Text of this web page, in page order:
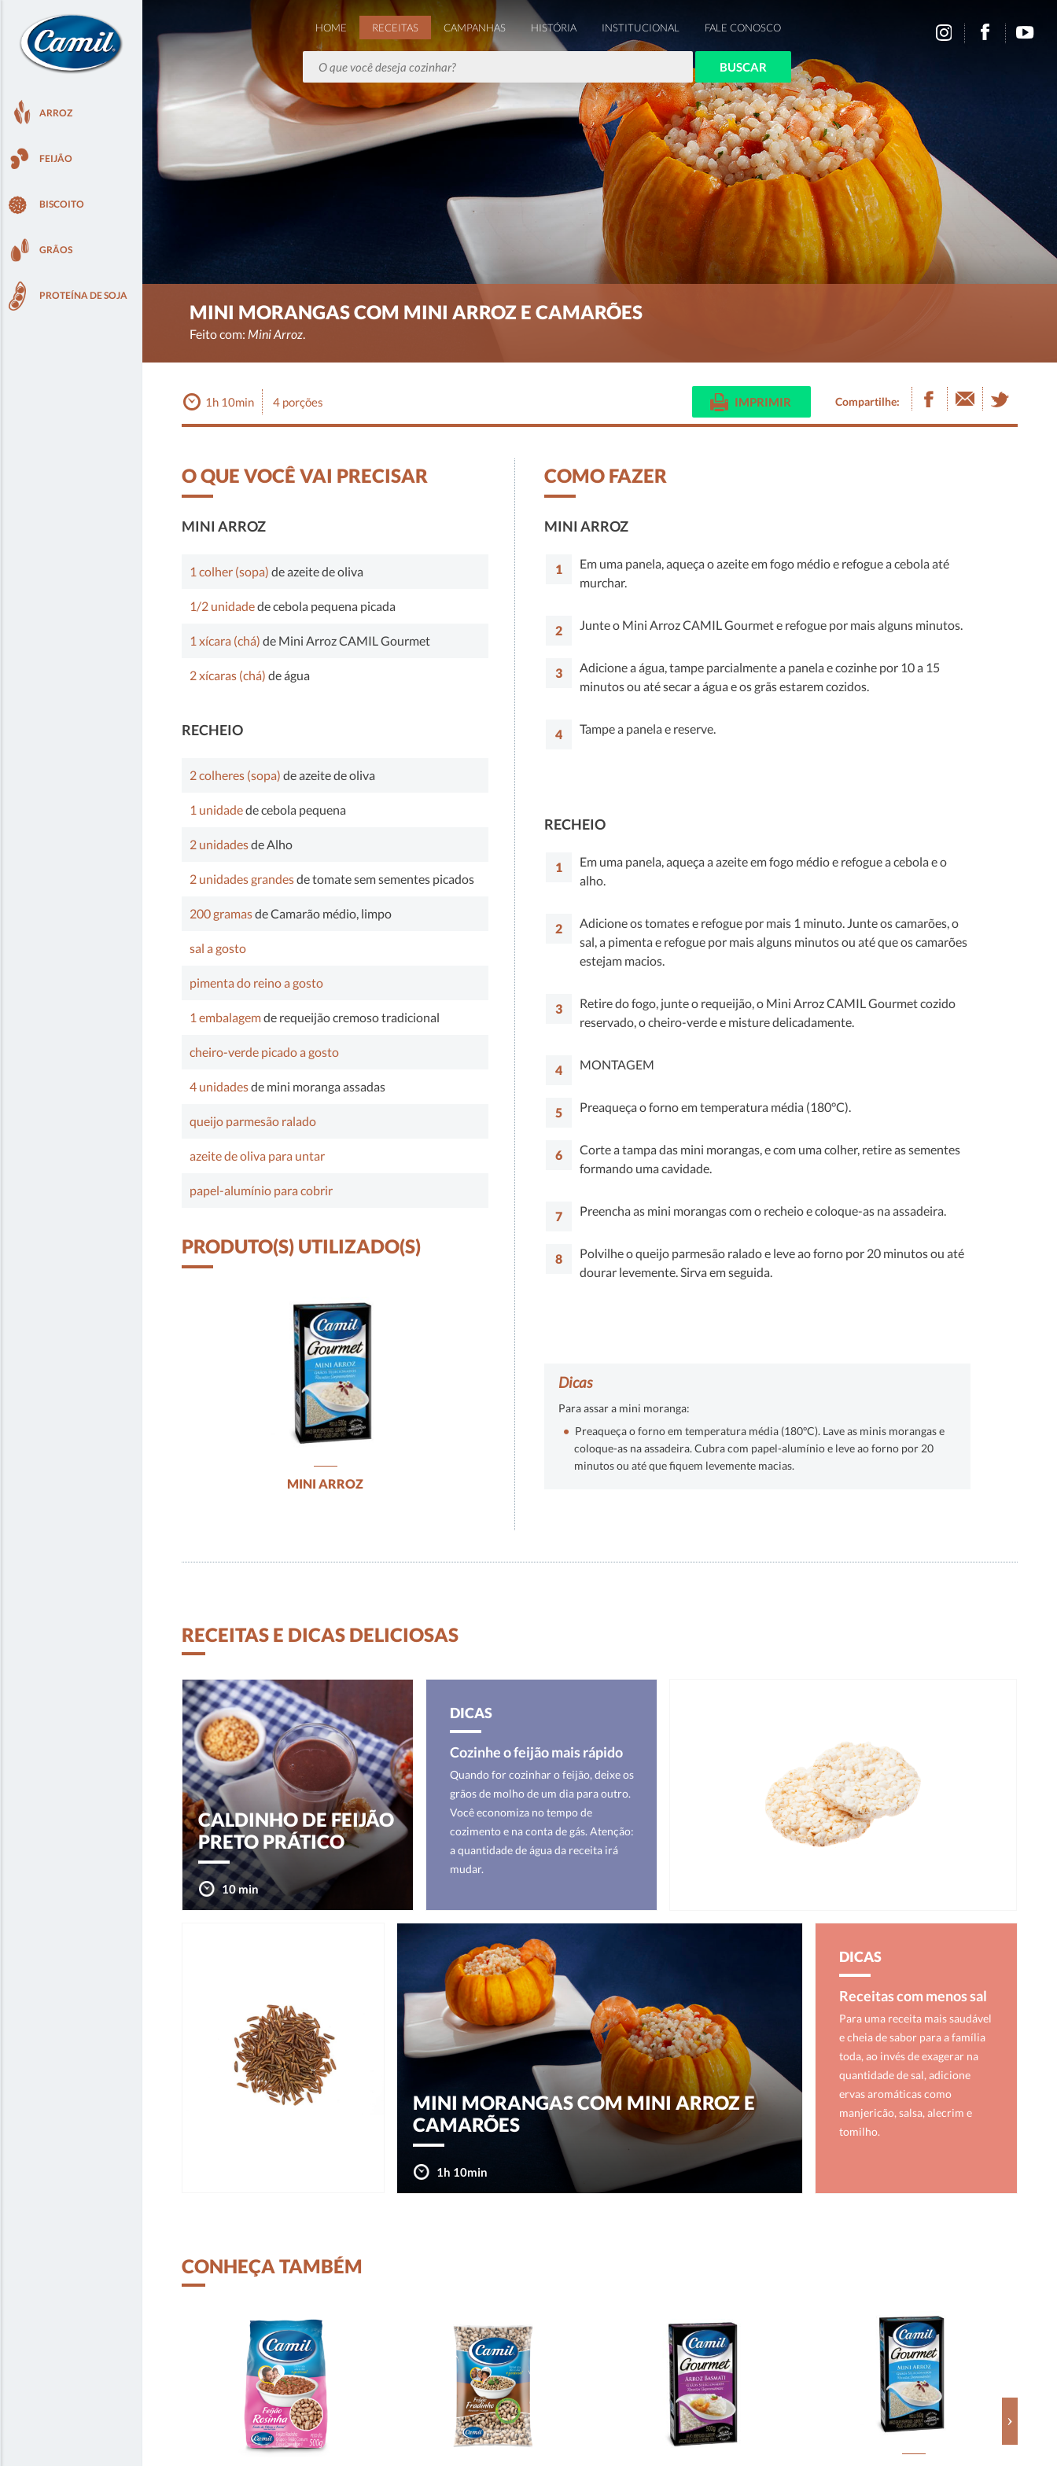
ARROZ
FEIJÃO
BISCOITO
GRÃOS
PROTEÍNA DE SOJA
HOME RECEITAS CAMPANHAS HISTÓRIA INSTITUCIONAL FALE CONOSCO
BUSCAR
MINI MORANGAS COM MINI ARROZ E CAMARÕES
Feito com: Mini Arroz.
1h 10min 4 porções IMPRIMIR Compartilhe:
O QUE VOCÊ VAI PRECISAR
MINI ARROZ
1 colher (sopa) de azeite de oliva
1/2 unidadede cebola pequena picada
1 xícara (chá) de Mini Arroz CAMIL Gourmet
2 xícaras (chá) de água
RECHEIO
2 colheres (sopa) de azeite de oliva
1 unidadede cebola pequena
2 unidadesde Alho
2 unidades grandesde tomate sem sementes picados
200 gramasde Camarão médio, limpo
sal a gosto
pimenta do reino a gosto
1 embalagemde requeijão cremoso tradicional
cheiro-verde picado a gosto
4 unidadesde mini moranga assadas
queijo parmesão ralado
azeite de oliva para untar
papel-alumínio para cobrir
PRODUTO(S) UTILIZADO(S)
MINI ARROZ
COMO FAZER
MINI ARROZ
Em uma panela, aqueça o azeite em fogo médio e refogue a cebola até
murchar.
Junte o Mini Arroz CAMIL Gourmet e refogue por mais alguns minutos.
Adicione a água, tampe parcialmente a panela e cozinhe por 10 a 15
minutos ou até secar a água e os grãs estarem cozidos.
Tampe a panela e reserve.
RECHEIO
Em uma panela, aqueça a azeite em fogo médio e refogue a cebola e o
alho.
Adicione os tomates e refogue por mais 1 minuto. Junte os camarões, o
sal, a pimenta e refogue por mais alguns minutos ou até que os camarões
estejam macios.
Retire do fogo, junte o requeijão, o Mini Arroz CAMIL Gourmet cozido
reservado, o cheiro-verde e misture delicadamente.
MONTAGEM
Preaqueça o forno em temperatura média (180°C).
Corte a tampa das mini morangas, e com uma colher, retire as sementes
formando uma cavidade.
Preencha as mini morangas com o recheio e coloque-as na assadeira.
Polvilhe o queijo parmesão ralado e leve ao forno por 20 minutos ou até
dourar levemente. Sirva em seguida.
Dicas
Para assar a mini moranga:
Preaqueça o forno em temperatura média (180ºC). Lave as minis morangas e
coloque-as na assadeira. Cubra com papel-alumínio e leve ao forno por 20
minutos ou até que fiquem levemente macias.
RECEITAS E DICAS DELICIOSAS
CALDINHO DE FEIJÃO
PRETO PRÁTICO
10 min
DICAS
Cozinhe o feijão mais rápido
Quando for cozinhar o feijão, deixe os
grãos de molho de um dia para outro.
Você economiza no tempo de
cozimento e na conta de gás. Atenção:
a quantidade de água da receita irá
mudar.
MINI MORANGAS COM MINI ARROZ E
CAMARÕES
1h 10min
DICAS
Receitas com menos sal
Para uma receita mais saudável
e cheia de sabor para a família
toda, ao invés de exagerar na
quantidade de sal, adicione
ervas aromáticas como
manjericão, salsa, alecrim e
tomilho.
CONHEÇA TAMBÉM